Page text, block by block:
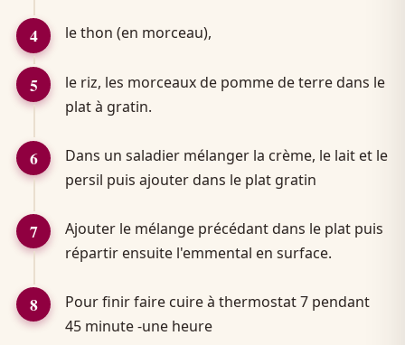
le thon (en morceau),
le riz, les morceaux de pomme de terre dans le
plat à gratin.
Dans un saladier mélanger la crème, le lait et le
persil puis ajouter dans le plat gratin
Ajouter le mélange précédant dans le plat puis
répartir ensuite l'emmental en surface.
Pour finir faire cuire à thermostat 7 pendant
45 minute -une heure